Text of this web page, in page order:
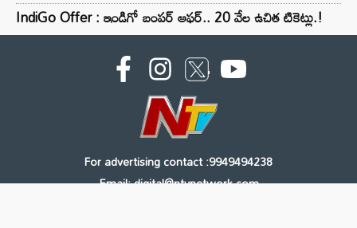
IndiGo Offer : ఇండిగో బంపర్ ఆఫర్.. 20 వేల ఉచిత టికెట్లు.!
For advertising contact :9949494238
Email: digital@ntvnetwork.com